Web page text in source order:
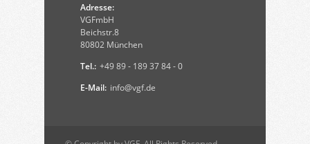
Adresse:
VGFmbH
Beichstr.8
80802 München
Tel.: +49 89 - 189 37 84 - 0
E-Mail: info@vgf.de